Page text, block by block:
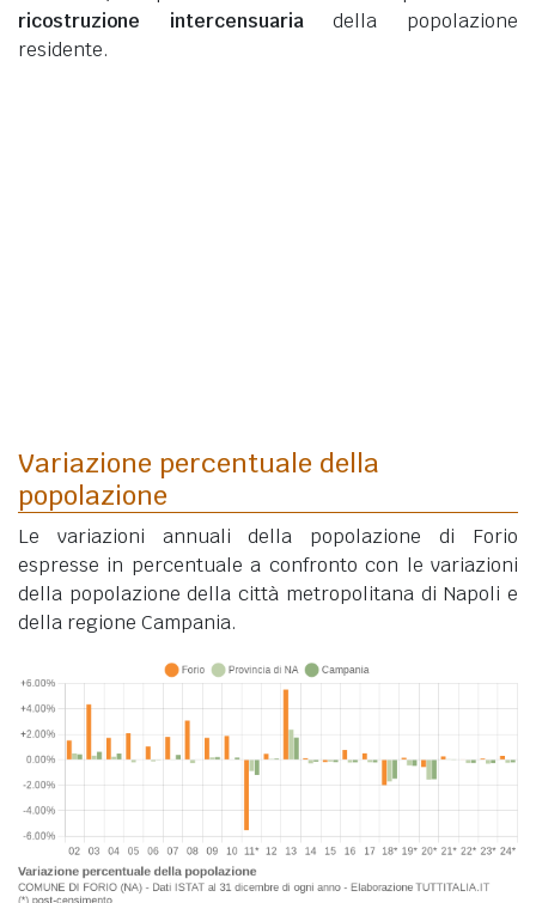
ricostruzione intercensuariadella popolazione
residente.
Variazione percentuale della
popolazione
Le variazioni annuali della popolazione di Forio
espresse in percentuale a confronto con le variazioni
della popolazione della città metropolitana di Napoli e
della regione Campania.